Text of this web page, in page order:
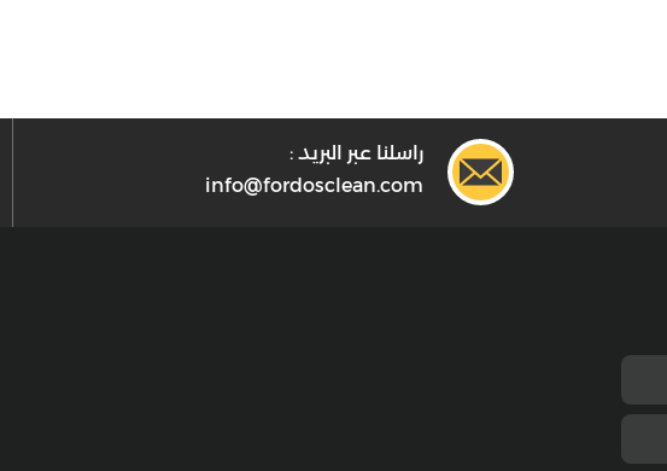
راسلنا عبر البريد :
info@fordosclean.com